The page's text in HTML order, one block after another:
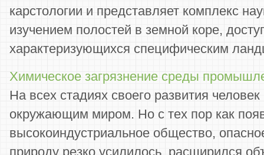
карстологии и представляет комплекс
изучением полостей в земной коре,
характеризующихся специфическим
Химическое загрязнение среды
На всех стадиях своего развития
окружающим миром. Но с тех пор как
высокоиндустриальное общество,
природу резко усилилось, расширился